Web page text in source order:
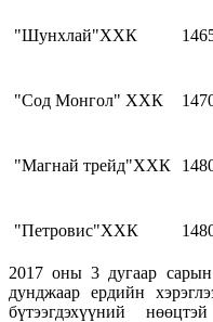
"Шунхлай"ХХК
"Сод Монгол" ХХК
"Магнай трейд"ХХК
"Петровис"ХХК
2017 оны 3 дугаар
дунджаар ердийн
бүтээгдэхүүний